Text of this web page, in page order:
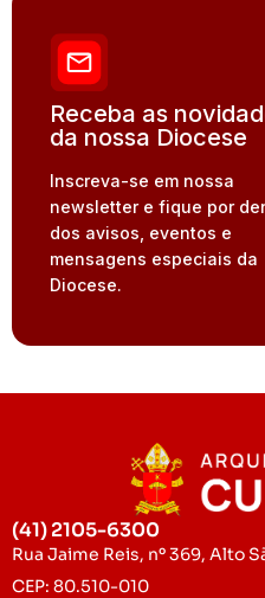
Receba as
da nossa Diocese
Inscreva-se em nossa
newsletter e fique por
dos avisos, eventos e
mensagens especiais da
Diocese.
(41) 2105-6300
Rua Jaime Reis, nº 369, Alto
CEP: 80.510-010